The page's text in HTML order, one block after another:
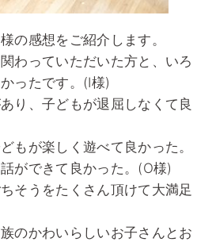
の感想をご紹介します。
わっていただいた方と、いろ
ったです。(I様)
り、子どもが退屈しなくて良
もが楽しく遊べて良かった。
ができて良かった。(O様)
そうをたくさん頂けて大満足
のかわいらしいお子さんとお